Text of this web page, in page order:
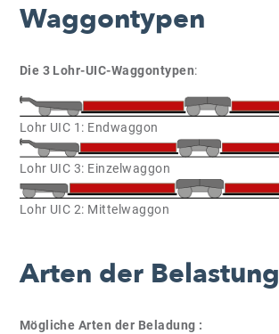
Waggontypen
Die 3 Lohr-UIC-Waggontypen:
Lohr UIC 1: Endwaggon
Lohr UIC 3: Einzelwaggon
Lohr UIC 2: Mittelwaggon
Arten der Belastung
Mögliche Arten der Beladung :